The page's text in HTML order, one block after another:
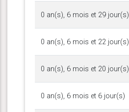
0 an(s), 6 mois et 29 jour(s)
0 an(s), 6 mois et 22 jour(s)
0 an(s), 6 mois et 20 jour(s)
0 an(s), 6 mois et 6 jour(s)